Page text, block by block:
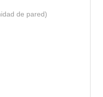
de pared)